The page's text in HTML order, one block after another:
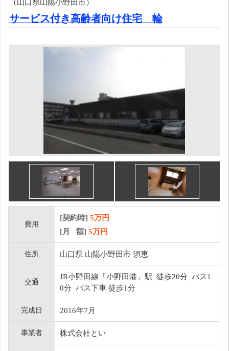
（山口県山陽小野田市）
サービス付き高齢者向け住宅 輪
費用
[契約時] 5万円
[月 額] 5万円
住所 山口県 山陽小野田市 須恵
交通
JR小野田線「小野田港」駅 徒歩20分 バス1
0分 バス下車 徒歩1分
完成日 2016年7月
事業者 株式会社とい